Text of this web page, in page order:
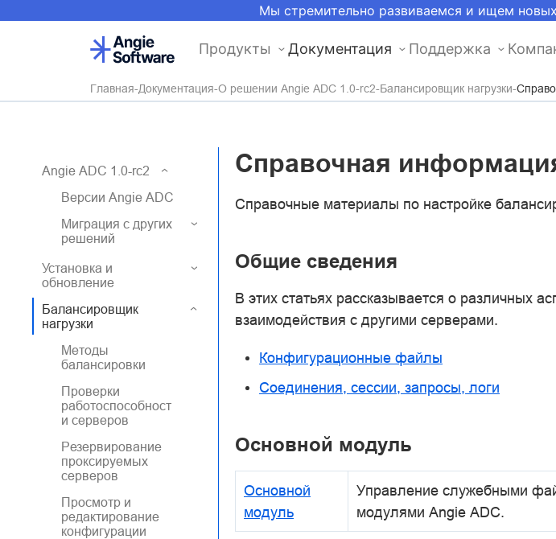
Мы стремительно развиваемся и ищем
Продукты Документация Поддержка
Главная Документация О решении Angie ADC 1.0-rc2 Балансировщик нагрузки
Angie ADC 1.0-rc2
Версии Angie ADC
Миграция с других
решений
Установка и
обновление
Балансировщик
нагрузки
Методы
балансировки
Проверки
работоспособност
и серверов
Резервирование
проксируемых
серверов
Просмотр и
редактирование
конфигурации
Справочная
Справочные материалы по настройке
Общие сведения
В этих статьях рассказывается о различных
взаимодействия с другими серверами.
Конфигурационные файлы
Соединения, сессии, запросы, логи
Основной модуль
Основной
модуль
Управление служебными
модулями Angie ADC.